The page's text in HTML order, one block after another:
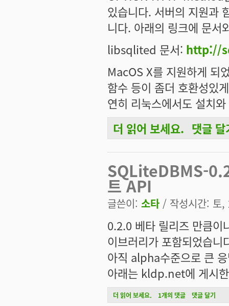
있습니다. 서버의 지원
니다. 아래의 링크에 문서
libsqlited 문서: http://
MacOS X를 지원하게 되
함수 등이 좀더 호환성있
연히 리눅스에서도 설치
SQLiteDBMS 0.3.1 릴리즈, 향후 계획에 대
더 읽어 보세요. 댓글 달
SQLiteDBMS-
트 API
글쓴이: 소타 / 작성시간: 토
0.2.0 베타 릴리즈 만큼
이브러리가 포함되었습니
아직 alpha수준으로 큰
아래는 kldp.net에 게시
SQLiteDBMS-0.2.4 릴리즈, libsqlited 클
더 읽어 보세요. 1개의 댓글 댓글 달기